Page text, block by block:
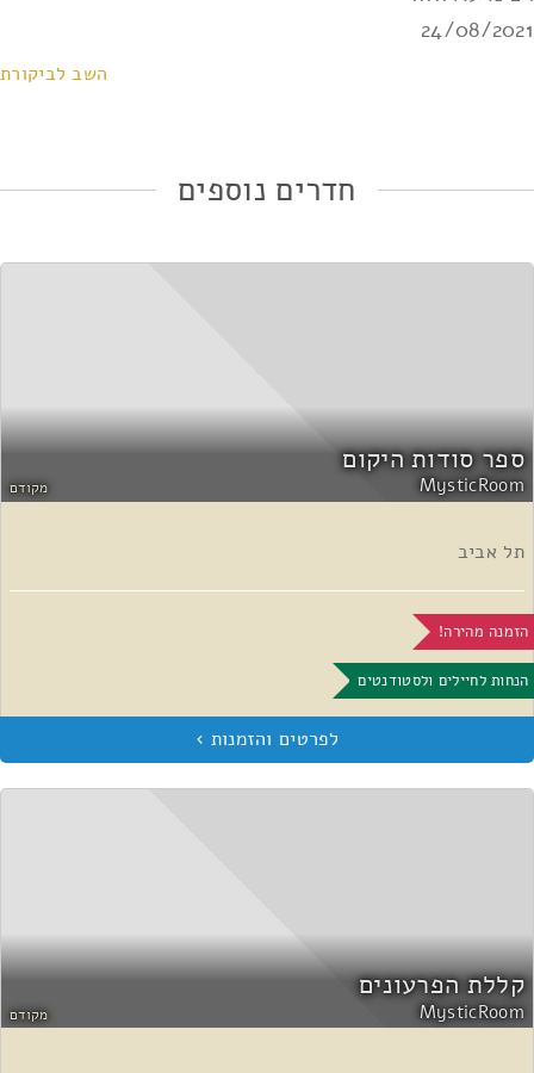
24/08/2021
השב לביקורת
חדרים נוספים
ספר סודות היקום
MysticRoom מקודם
תל אביב
הזמנה מהירה!
הנחות לחיילים ולסטודנטים
קללת הפרעונים
MysticRoom מקודם